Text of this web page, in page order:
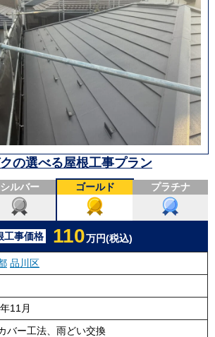
の選べる屋根工事プラン
シルバー ゴールド プラチナ
工事価格 110万円(税込)
品川区
11月
バー工法、雨どい交換